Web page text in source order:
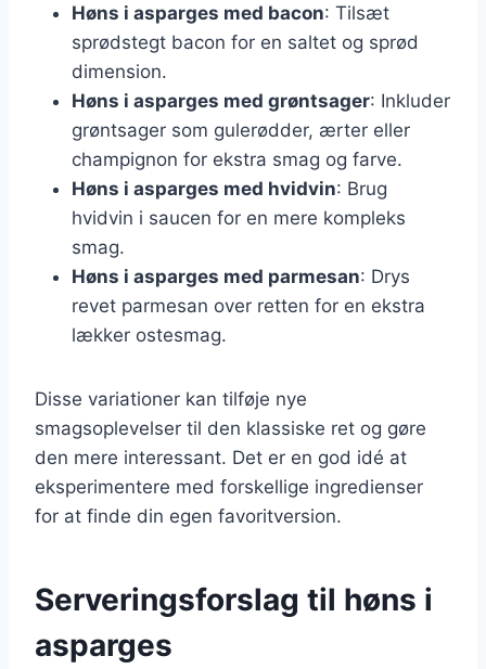
Høns i asparges med bacon: Tilsæt
sprødstegt bacon for en saltet og sprød
dimension.
Høns i asparges med grøntsager: Inkluder
grøntsager som gulerødder, ærter eller
champignon for ekstra smag og farve.
Høns i asparges med hvidvin: Brug
hvidvin i saucen for en mere kompleks
smag.
Høns i asparges med parmesan: Drys
revet parmesan over retten for en ekstra
lækker ostesmag.
Disse variationer kan tilføje nye
smagsoplevelser til den klassiske ret og gøre
den mere interessant. Det er en god idé at
eksperimentere med forskellige ingredienser
for at finde din egen favoritversion.
Serveringsforslag til høns i
asparges